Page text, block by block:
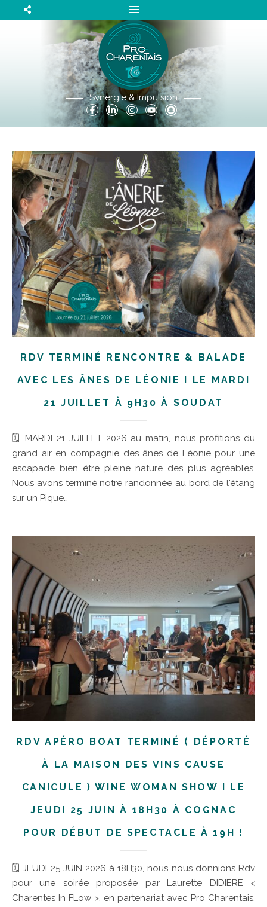
Synergie & Impulsion
RDV TERMINÉ RENCONTRE & BALADE
AVEC LES ÂNES DE LÉONIE I LE MARDI
21 JUILLET À 9H30 À SOUDAT
🗓 MARDI 21 JUILLET 2026 au matin, nous profitions du
grand air en compagnie des ânes de Léonie pour une
escapade bien être pleine nature des plus agréables.
Nous avons terminé notre randonnée au bord de l'étang
sur un Pique…
RDV APÉRO BOAT TERMINÉ ( DÉPORTÉ
À LA MAISON DES VINS CAUSE
CANICULE ) WINE WOMAN SHOW I LE
JEUDI 25 JUIN À 18H30 À COGNAC
POUR DÉBUT DE SPECTACLE À 19H !
🗓 JEUDI 25 JUIN 2026 à 18H30, nous nous donnions Rdv
pour une soirée proposée par Laurette DIDIÈRE <
Charentes In FLow >, en partenariat avec Pro Charentais.